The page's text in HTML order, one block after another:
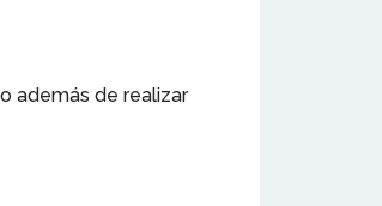
además de realizar